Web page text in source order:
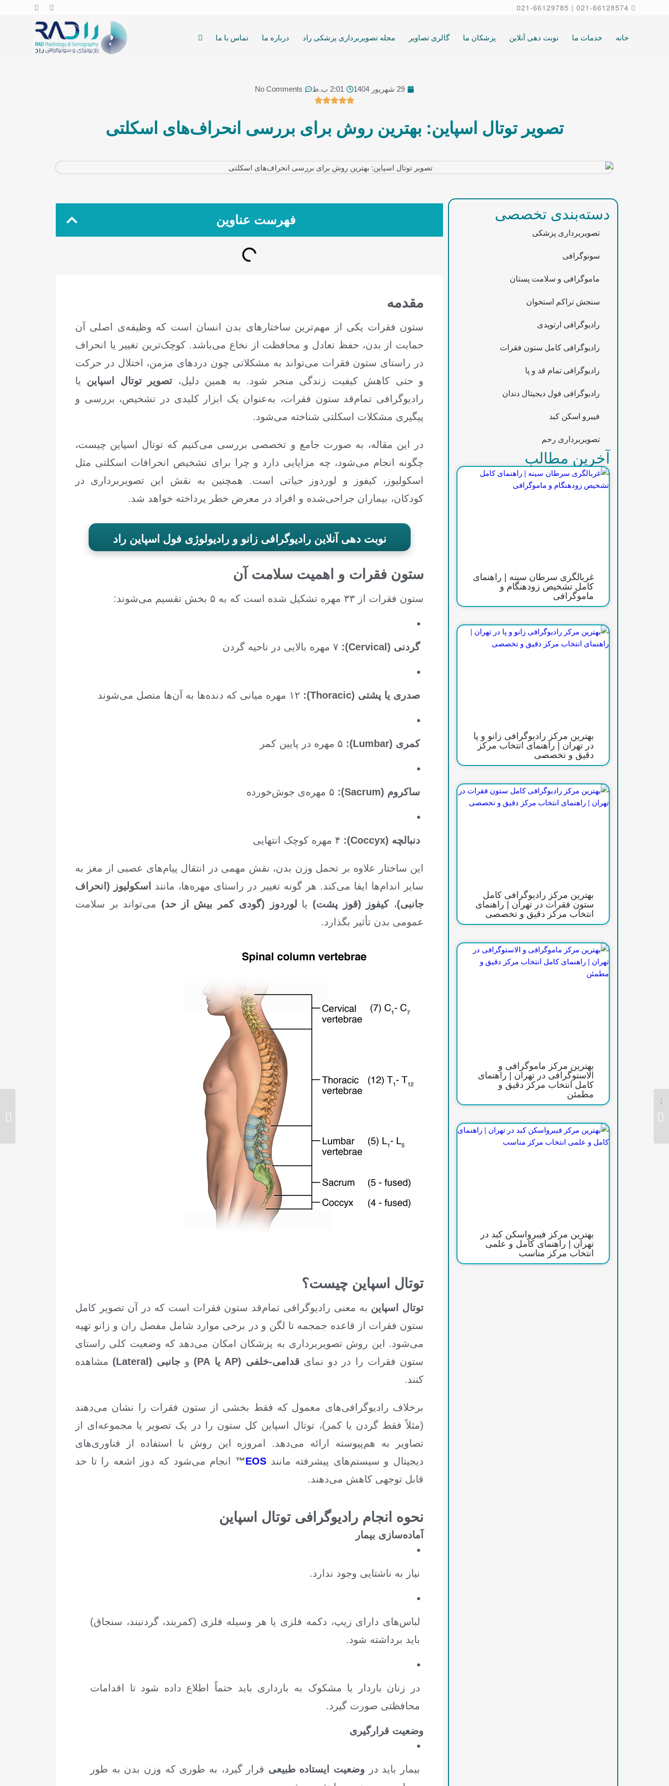
021-66128574
|
021-66129785
خانه خدمات ما نوبت دهی آنلاین پزشکان ما گالری تصاویر مجله تصویربرداری پزشکی راد درباره ما تماس با ما
29 شهریور 1404 2:01 ب.ظ No Comments
تصویر توتال اسپاین: بهترین روش برای بررسی انحراف‌های اسکلتی
دسته‌بندی تخصصی
تصویربرداری پزشکی
سونوگرافی
ماموگرافی و سلامت پستان
سنجش تراکم استخوان
رادیوگرافی ارتوپدی
رادیوگرافی کامل ستون فقرات
رادیوگرافی تمام قد و پا
رادیوگرافی فول دیجیتال دندان
فیبرو اسکن کبد
تصویربرداری رحم
آخرین مطالب
غربالگری سرطان سینه | راهنمای
کامل تشخیص زودهنگام و
ماموگرافی
بهترین مرکز رادیوگرافی زانو و پا
در تهران | راهنمای انتخاب مرکز
دقیق و تخصصی
بهترین مرکز رادیوگرافی کامل
ستون فقرات در تهران | راهنمای
انتخاب مرکز دقیق و تخصصی
بهترین مرکز ماموگرافی و
الاستوگرافی در تهران | راهنمای
کامل انتخاب مرکز دقیق و
مطمئن
بهترین مرکز فیبرواسکن کبد در
تهران | راهنمای کامل و علمی
انتخاب مرکز مناسب
فهرست عناوین
مقدمه
ستون فقرات یکی از مهم‌ترین ساختارهای بدن انسان است که وظیفه‌ی اصلی آن
حمایت از بدن، حفظ تعادل و محافظت از نخاع می‌باشد. کوچک‌ترین تغییر یا انحراف
در راستای ستون فقرات می‌تواند به مشکلاتی چون دردهای مزمن، اختلال در حرکت
و حتی کاهش کیفیت زندگی منجر شود. به همین دلیل، تصویر توتال اسپاین یا
رادیوگرافی تمام‌قد ستون فقرات، به‌عنوان یک ابزار کلیدی در تشخیص، بررسی و
پیگیری مشکلات اسکلتی شناخته می‌شود.
در این مقاله، به صورت جامع و تخصصی بررسی می‌کنیم که توتال اسپاین چیست،
چگونه انجام می‌شود، چه مزایایی دارد و چرا برای تشخیص انحرافات اسکلتی مثل
اسکولیوز، کیفوز و لوردوز حیاتی است. همچنین به نقش این تصویربرداری در
کودکان، بیماران جراحی‌شده و افراد در معرض خطر پرداخته خواهد شد.
نوبت دهی آنلاین رادیوگرافی زانو و رادیولوژی فول اسپاین راد
ستون فقرات و اهمیت سلامت آن
ستون فقرات از ۳۳ مهره تشکیل شده است که به ۵ بخش تقسیم می‌شوند:
گردنی (Cervical):
صدری یا پشتی (Thoracic):
کمری (Lumbar):
ساکروم (Sacrum):
دنبالچه (Coccyx):
این ساختار علاوه بر تحمل وزن بدن، نقش مهمی در انتقال پیام‌های عصبی از مغز به
سایر اندام‌ها ایفا می‌کند. هر گونه تغییر در راستای مهره‌ها، مانند
اسکولیوز (انحراف
جانبی)،کیفوز (قوز پشت) یا لوردوز (گودی کمر بیش از حد) می‌تواند بر سلامت
عمومی بدن تأثیر بگذارد.
توتال اسپاین چیست؟
توتال اسپاین به معنی رادیوگرافی تمام‌قد ستون فقرات است که در آن تصویر کامل
ستون فقرات از قاعده جمجمه تا لگن و در برخی موارد شامل مفصل ران و زانو تهیه
می‌شود. این روش تصویربرداری به پزشکان امکان می‌دهد که وضعیت کلی راستای
ستون فقرات را در دو نمای قدامی-خلفی (AP یا PA) و جانبی (Lateral)
مشاهده
کنند.
برخلاف رادیوگرافی‌های معمول که فقط بخشی از ستون فقرات را نشان می‌دهند
(مثلاً فقط گردن یا کمر)، توتال اسپاین کل ستون را در یک تصویر یا مجموعه‌ای از
تصاویر به هم‌پیوسته ارائه می‌دهد. امروزه این روش با استفاده از فناوری‌های
دیجیتال و سیستم‌های پیشرفته مانند EOS
™ انجام می‌شود که دوز اشعه را تا حد
قابل توجهی کاهش می‌دهند.
نحوه انجام رادیوگرافی توتال اسپاین
آماده‌سازی بیمار
نیاز به ناشتایی وجود ندارد.
لباس‌های دارای زیپ، دکمه فلزی یا هر وسیله فلزی (کمربند، گردنبند، سنجاق)
باید برداشته شود.
در زنان باردار یا مشکوک به بارداری باید حتماً اطلاع داده شود تا اقدامات
محافظتی صورت گیرد.
وضعیت قرارگیری
بیمار باید در وضعیت ایستاده طبیعی قرار گیرد، به طوری که وزن بدن به طور
تهران: روش، کاربردها و
نقش آن در درمان
اختلالات ستون فقرا...